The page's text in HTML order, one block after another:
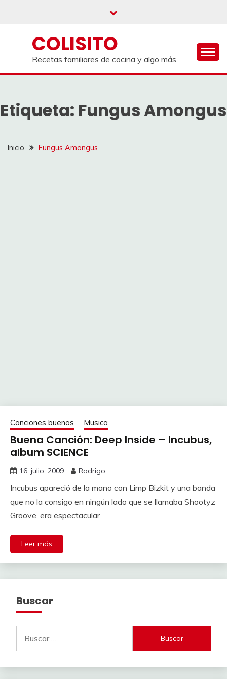
COLISITO
Recetas familiares de cocina y algo más
Etiqueta: Fungus Amongus
Inicio Fungus Amongus
Canciones buenas Musica
Buena Canción: Deep Inside – Incubus,
album SCIENCE
16, julio, 2009 Rodrigo
Incubus apareció de la mano con Limp Bizkit y una banda
que no la consigo en ningún lado que se llamaba Shootyz
Groove, era espectacular
Leer más
Buscar